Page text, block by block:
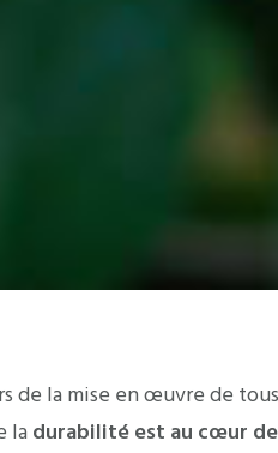
la mise en œuvre de
la durabilité est au cœur